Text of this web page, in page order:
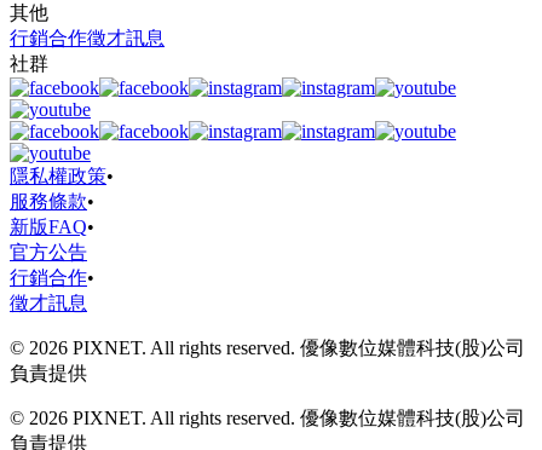
其他
行銷合作徵才訊息
社群
隱私權政策•
服務條款•
新版FAQ•
官方公告
行銷合作•
徵才訊息
© 2026 PIXNET. All rights reserved. 優像數位媒體科技(股)公司
負責提供
© 2026 PIXNET. All rights reserved. 優像數位媒體科技(股)公司
負責提供